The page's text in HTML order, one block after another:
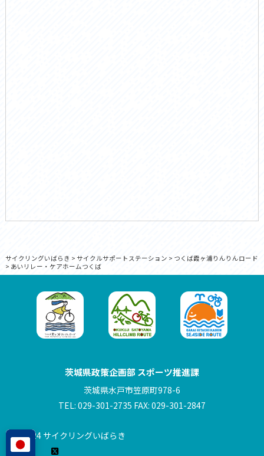
サイクリングいばらき > サイクルサポートステーション > つくば霞ヶ浦りんりんロード
> あいリレー・ケアホームつくば
茨城県政策企画部 スポーツ推進課
茨城県水戸市笠原町978-6
TEL: 029-301-2735 FAX: 029-301-2847
© 2024 サイクリングいばらき